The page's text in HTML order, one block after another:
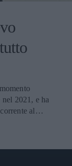
2021, e ha
al